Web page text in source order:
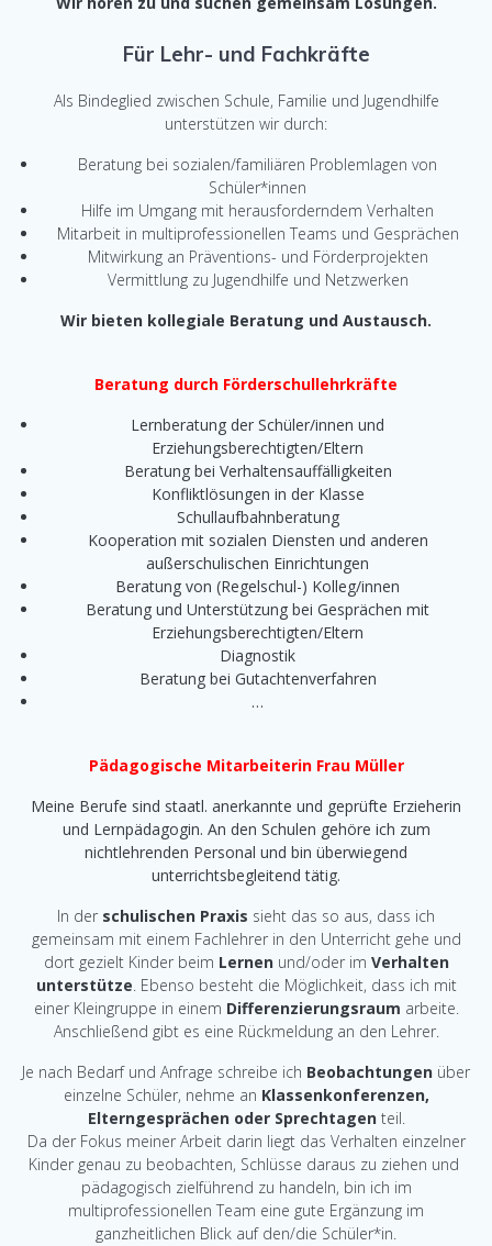
Für Lehr- und Fachkräfte
Als Bindeglied zwischen Schule, Familie und Jugendhilfe
unterstützen wir durch:
Beratung bei sozialen/familiären Problemlagen von
Schüler*innen
Hilfe im Umgang mit herausforderndem Verhalten
Mitarbeit in multiprofessionellen Teams und Gesprächen
Mitwirkung an Präventions- und Förderprojekten
Vermittlung zu Jugendhilfe und Netzwerken
Wir bieten kollegiale Beratung und Austausch.
Beratung durch Förderschullehrkräfte
Lernberatung der Schüler/innen und
Erziehungsberechtigten/Eltern
Beratung bei Verhaltensauffälligkeiten
Konfliktlösungen in der Klasse
Schullaufbahnberatung
Kooperation mit sozialen Diensten und anderen
außerschulischen Einrichtungen
Beratung von (Regelschul-) Kolleg/innen
Beratung und Unterstützung bei Gesprächen mit
Erziehungsberechtigten/Eltern
Diagnostik
Beratung bei Gutachtenverfahren
…
Pädagogische Mitarbeiterin Frau Müller
Meine Berufe sind staatl. anerkannte und geprüfte Erzieherin
und Lernpädagogin. An den Schulen gehöre ich zum
nichtlehrenden Personal und bin überwiegend
unterrichtsbegleitend tätig.
In der schulischen Praxis sieht das so aus, dass ich
gemeinsam mit einem Fachlehrer in den Unterricht gehe und
dort gezielt Kinder beim Lernenund/oder im Verhalten
unterstütze. Ebenso besteht die Möglichkeit, dass ich mit
einer Kleingruppe in einem Differenzierungsraum arbeite.
Anschließend gibt es eine Rückmeldung an den Lehrer.
Je nach Bedarf und Anfrage schreibe ich Beobachtungen über
einzelne Schüler, nehme an Klassenkonferenzen,
Elterngesprächen oder Sprechtagen teil.
Da der Fokus meiner Arbeit darin liegt das Verhalten einzelner
Kinder genau zu beobachten, Schlüsse daraus zu ziehen und
pädagogisch zielführend zu handeln, bin ich im
multiprofessionellen Team eine gute Ergänzung im
ganzheitlichen Blick auf den/die Schüler*in.